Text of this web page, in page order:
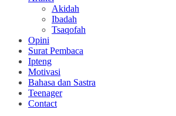
Akidah
Ibadah
Tsaqofah
Opini
Surat Pembaca
Ipteng
Motivasi
Bahasa dan Sastra
Teenager
Contact